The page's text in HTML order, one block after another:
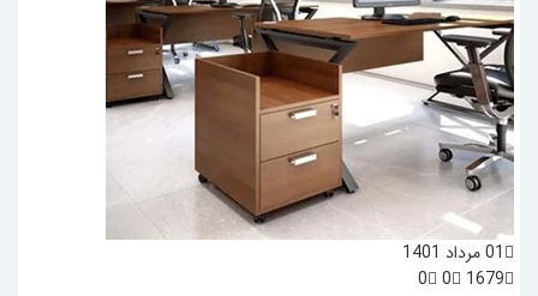
01 مرداد 1401
1679
0
0